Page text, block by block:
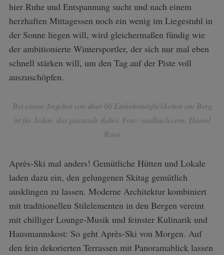
hier Ruhe und Entspannung sucht und nach einem
herzhaften Mittagessen noch ein wenig im Liegestuhl in
der Sonne liegen will, wird gleichermaßen fündig wie
der ambitionierte Wintersportler, der sich nur mal eben
schnell stärken will, um den Tag auf der Piste voll
auszuschöpfen.
Bei einem Angebot von über 60 Einkehrmöglichkeiten am Berg
ist für Jeden das passende dabei. Foto: saalbach.com, Daniel
Roos
Après-Ski mal anders! Gemütliche Hütten und Lokale
laden dazu ein, den gelungenen Skitag gemütlich
ausklingen zu lassen. Moderne Architektur kombiniert
mit traditionellen Stilelementen in den Bergen vereint
mit chilliger Lounge-Musik und feinster Kulinarik und
Hausmannskost: So geht Après-Ski von Morgen. Auf
den fein dekorierten Terrassen mit Panoramablick lassen